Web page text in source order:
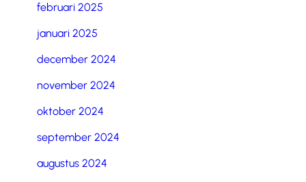
februari 2025
januari 2025
december 2024
november 2024
oktober 2024
september 2024
augustus 2024